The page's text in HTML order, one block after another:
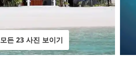
사진 보이기 모든 23 사진 보이기